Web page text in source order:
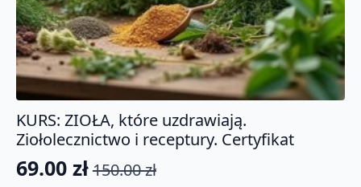
KURS: ZIOŁA, które uzdrawiają.
Ziołolecznictwo i receptury. Certyfikat
150.00zł
Pierwotna
69.00 zł
Aktualna